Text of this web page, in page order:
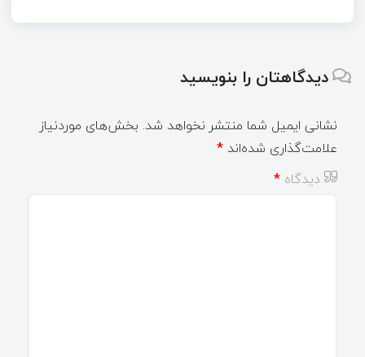
دیدگاهتان را بنویسید
نشانی ایمیل شما منتشر نخواهد شد. بخش‌های موردنیاز
علامت‌گذاری شده‌اند *
دیدگاه *